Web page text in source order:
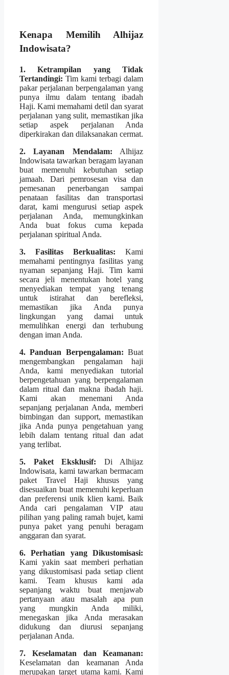
Kenapa Memilih Alhijaz
Indowisata?
1. Ketrampilan yang Tidak
Tertandingi: Tim kami terbagi dalam
pakar perjalanan berpengalaman yang
punya ilmu dalam tentang ibadah
Haji. Kami memahami detil dan syarat
perjalanan yang sulit, memastikan jika
setiap aspek perjalanan Anda
diperkirakan dan dilaksanakan cermat.
2. Layanan Mendalam: Alhijaz
Indowisata tawarkan beragam layanan
buat memenuhi kebutuhan setiap
jamaah. Dari pemrosesan visa dan
pemesanan penerbangan sampai
penataan fasilitas dan transportasi
darat, kami mengurusi setiap aspek
perjalanan Anda, memungkinkan
Anda buat fokus cuma kepada
perjalanan spiritual Anda.
3. Fasilitas Berkualitas: Kami
memahami pentingnya fasilitas yang
nyaman sepanjang Haji. Tim kami
secara jeli menentukan hotel yang
menyediakan tempat yang tenang
untuk istirahat dan berefleksi,
memastikan jika Anda punya
lingkungan yang damai untuk
memulihkan energi dan terhubung
dengan iman Anda.
4. Panduan Berpengalaman: Buat
mengembangkan pengalaman haji
Anda, kami menyediakan tutorial
berpengetahuan yang berpengalaman
dalam ritual dan makna ibadah haji.
Kami akan menemani Anda
sepanjang perjalanan Anda, memberi
bimbingan dan support, memastikan
jika Anda punya pengetahuan yang
lebih dalam tentang ritual dan adat
yang terlibat.
5. Paket Eksklusif: Di Alhijaz
Indowisata, kami tawarkan bermacam
paket Travel Haji khusus yang
disesuaikan buat memenuhi keperluan
dan preferensi unik klien kami. Baik
Anda cari pengalaman VIP atau
pilihan yang paling ramah bujet, kami
punya paket yang penuhi beragam
anggaran dan syarat.
6. Perhatian yang Dikustomisasi:
Kami yakin saat memberi perhatian
yang dikustomisasi pada setiap client
kami. Team khusus kami ada
sepanjang waktu buat menjawab
pertanyaan atau masalah apa pun
yang mungkin Anda miliki,
menegaskan jika Anda merasakan
didukung dan diurusi sepanjang
perjalanan Anda.
7. Keselamatan dan Keamanan:
Keselamatan dan keamanan Anda
merupakan target utama kami. Kami